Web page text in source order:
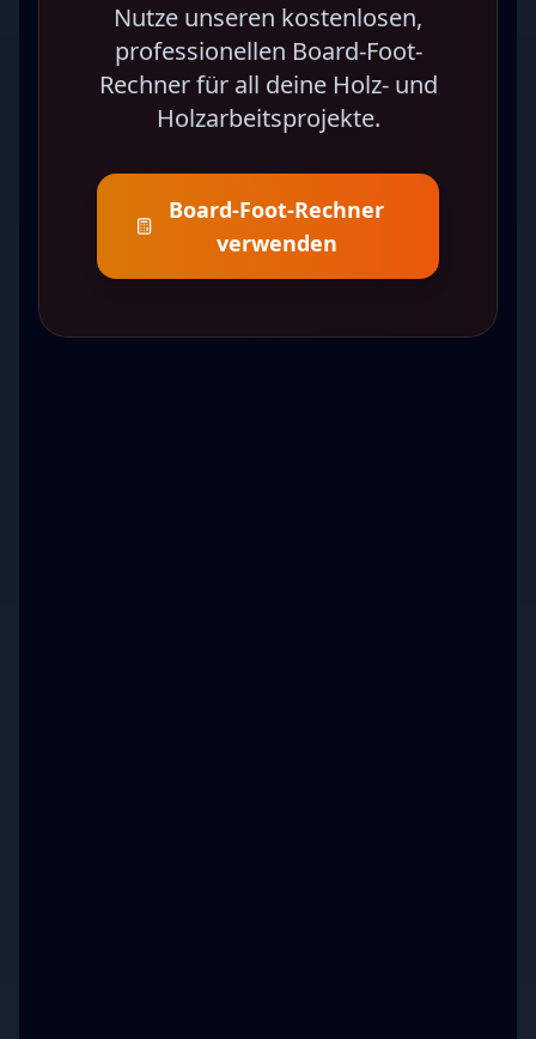
Nutze unseren kostenlosen,
professionellen Board-Foot-
Rechner für all deine Holz- und
Holzarbeitsprojekte.
Board-Foot-Rechner
verwenden